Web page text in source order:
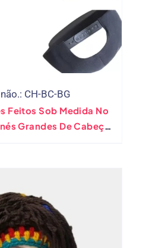
CH-BC-BG
Feitos Sob Medida No
Grandes De Cabeça